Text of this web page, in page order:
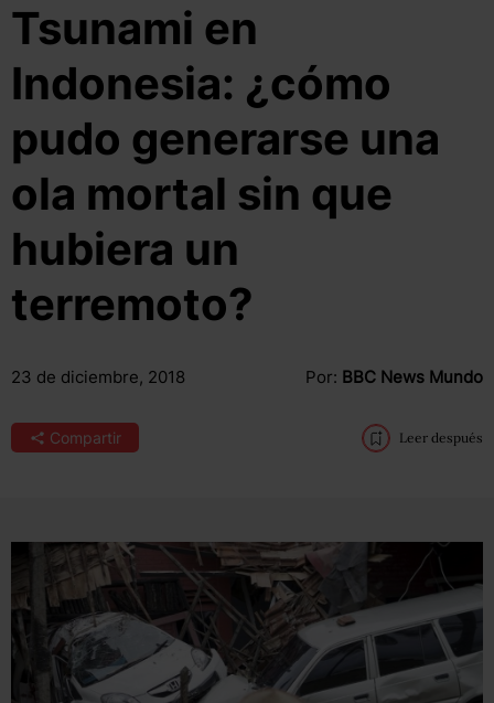
Tsunami en
Indonesia: ¿cómo
pudo generarse una
ola mortal sin que
hubiera un
terremoto?
23 de diciembre, 2018 Por: BBC News Mundo
Compartir Leer después